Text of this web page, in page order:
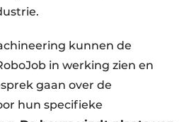
kunnen de
in werking zien en
gaan over de
hun specifieke